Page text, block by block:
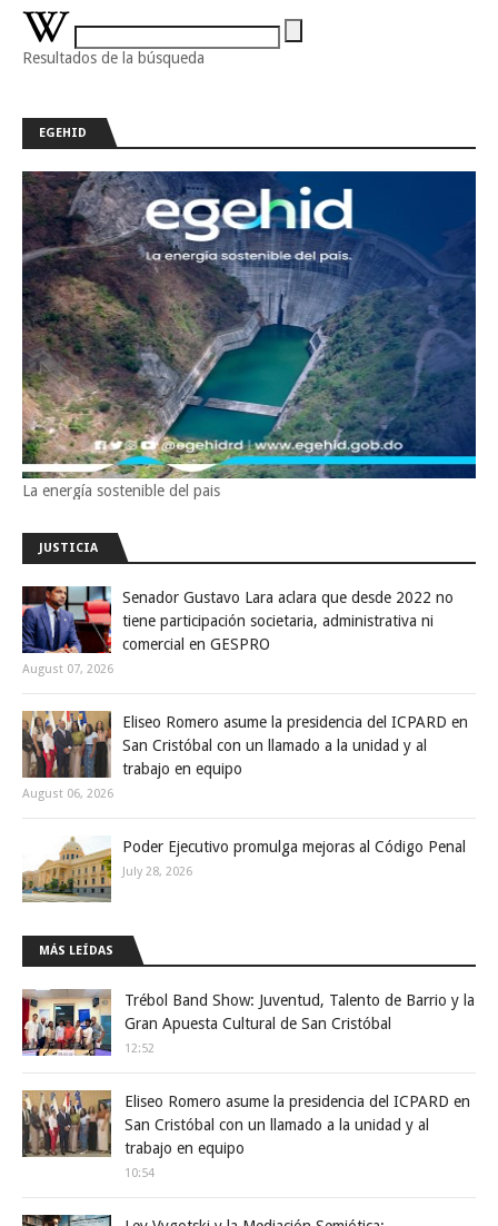
Resultados de la búsqueda
EGEHID
La energía sostenible del pais
JUSTICIA
Senador Gustavo Lara aclara que desde 2022 no
tiene participación societaria, administrativa ni
comercial en GESPRO
August 07, 2026
Eliseo Romero asume la presidencia del ICPARD en
San Cristóbal con un llamado a la unidad y al
trabajo en equipo
August 06, 2026
Poder Ejecutivo promulga mejoras al Código Penal
July 28, 2026
MÁS LEÍDAS
Trébol Band Show: Juventud, Talento de Barrio y la
Gran Apuesta Cultural de San Cristóbal
12:52
Eliseo Romero asume la presidencia del ICPARD en
San Cristóbal con un llamado a la unidad y al
trabajo en equipo
10:54